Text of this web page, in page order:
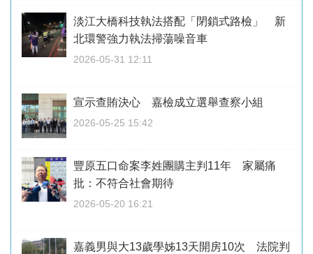
淡江大橋科技執法搭配「閉鎖式路檢」 新
北環警強力執法掃蕩噪音車
2026-05-31 12:11
宣示查賄決心 嘉檢成立選舉查察小組
2026-05-25 15:42
豐原五口命案李姓團購主判11年 家屬痛
批：不符合社會期待
2026-05-20 16:21
嘉義男與大13歲學姊13天開房10次 法院判